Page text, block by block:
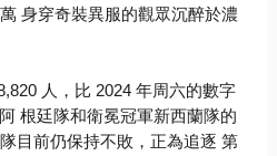
身穿奇裝異服的觀眾沉醉於濃
人，比 2024 年周六的數字
根廷隊和衛冕冠軍新西蘭隊的
目前仍保持不敗，正為追逐 第